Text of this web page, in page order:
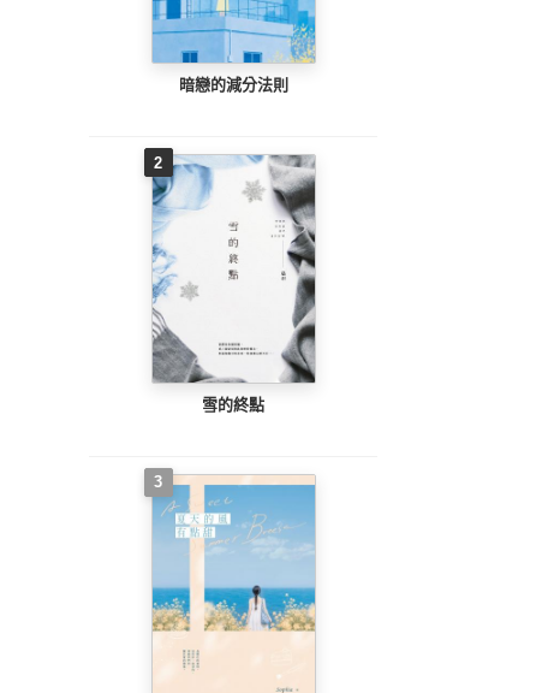
暗戀的減分法則
2
雪的終點
3